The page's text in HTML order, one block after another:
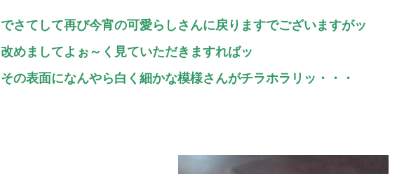
でさてして再び今宵の可愛らしさんに戻りますでございますがッ
改めましてよぉ～く見ていただきますればッ
その表面になんやら白く細かな模様さんがチラホラリッ・・・